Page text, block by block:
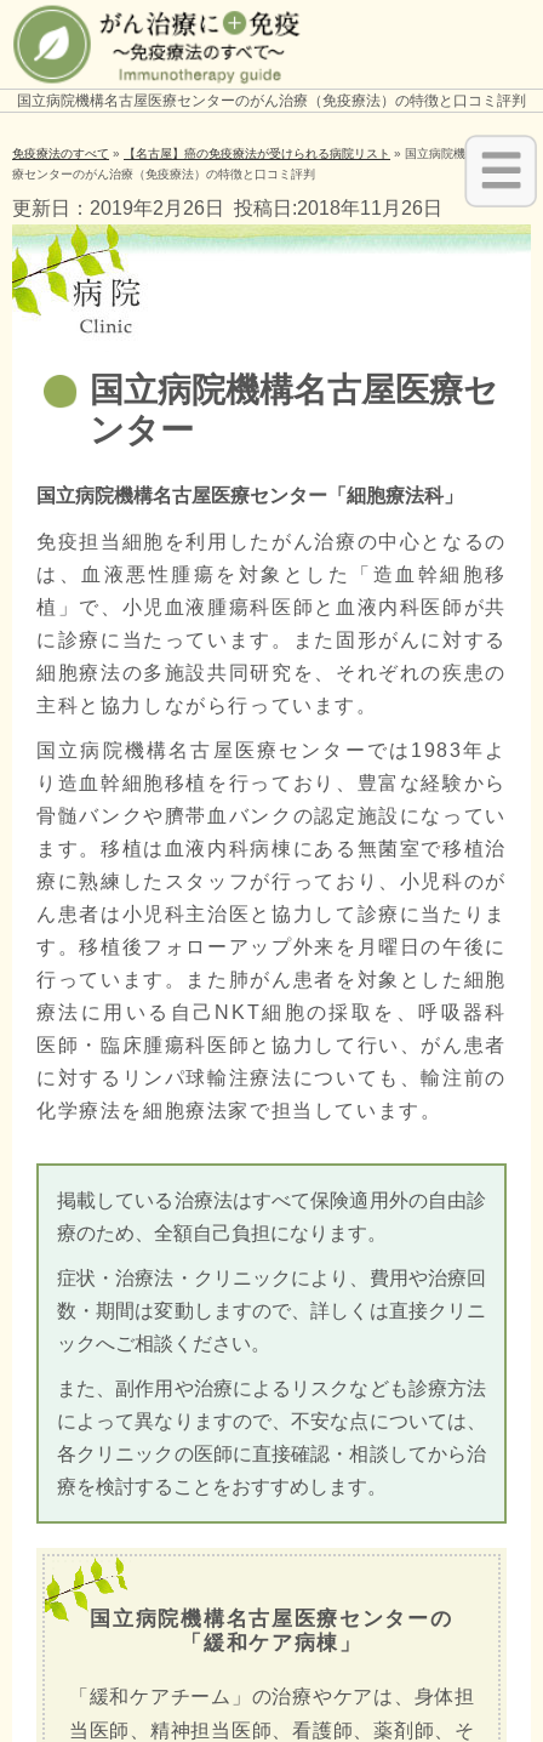
国立病院機構名古屋医療センターのがん治療（免疫療法）の特徴と口コミ評判
免疫療法のすべて » 【名古屋】癌の免疫療法が受けられる病院リスト » 国立病院機構名古屋医
療センターのがん治療（免疫療法）の特徴と口コミ評判
更新日：2019年2月26日 投稿日:2018年11月26日
国立病院機構名古屋医療セ
ンター
国立病院機構名古屋医療センター「細胞療法科」
免疫担当細胞を利用したがん治療の中心となるの
は、血液悪性腫瘍を対象とした「造血幹細胞移
植」で、小児血液腫瘍科医師と血液内科医師が共
に診療に当たっています。また固形がんに対する
細胞療法の多施設共同研究を、それぞれの疾患の
主科と協力しながら行っています。
国立病院機構名古屋医療センターでは1983年よ
り造血幹細胞移植を行っており、豊富な経験から
骨髄バンクや臍帯血バンクの認定施設になってい
ます。移植は血液内科病棟にある無菌室で移植治
療に熟練したスタッフが行っており、小児科のが
ん患者は小児科主治医と協力して診療に当たりま
す。移植後フォローアップ外来を月曜日の午後に
行っています。また肺がん患者を対象とした細胞
療法に用いる自己NKT細胞の採取を、呼吸器科
医師・臨床腫瘍科医師と協力して行い、がん患者
に対するリンパ球輸注療法についても、輸注前の
化学療法を細胞療法家で担当しています。
掲載している治療法はすべて保険適用外の自由診
療のため、全額自己負担になります。
症状・治療法・クリニックにより、費用や治療回
数・期間は変動しますので、詳しくは直接クリニ
ックへご相談ください。
また、副作用や治療によるリスクなども診療方法
によって異なりますので、不安な点については、
各クリニックの医師に直接確認・相談してから治
療を検討することをおすすめします。
国立病院機構名古屋医療センターの
「緩和ケア病棟」
「緩和ケアチーム」の治療やケアは、身体担
当医師、精神担当医師、看護師、薬剤師、そ